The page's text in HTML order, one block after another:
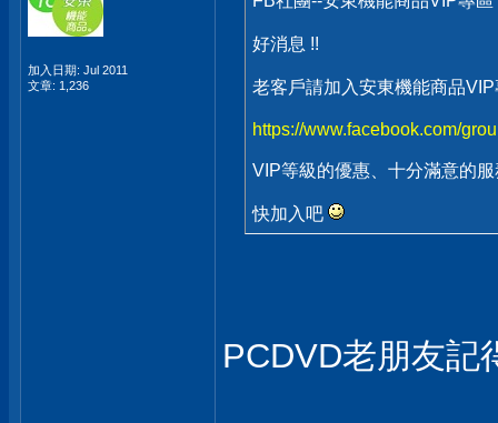
加入日期: Jul 2011
文章: 1,236
好消息 !!
老客戶請加入安東機能商品
https://www.facebook.com/
VIP等級的優惠、十分滿意的服
快加入吧
PCDVD老朋友記